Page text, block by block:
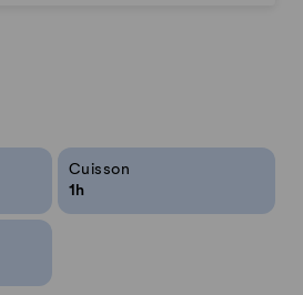
Cuisson
1h